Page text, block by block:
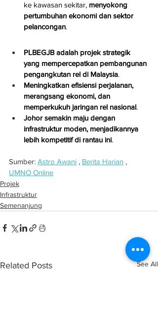
ke kawasan sekitar, menyokong
pertumbuhan ekonomi dan sektor
pelancongan.
PLBEGJB adalah projek strategik
yang mempercepatkan pembangunan
pengangkutan rel di Malaysia.
Meningkatkan efisiensi perjalanan,
merangsang ekonomi, dan
memperkukuh jaringan rel nasional.
Johor semakin maju dengan
infrastruktur moden, menjadikannya
lebih kompetitif di rantau ini.
Sumber: Astro Awani , Berita Harian ,
UMNO Online
Projek
Infrastruktur
Semenanjung
Related Posts See All